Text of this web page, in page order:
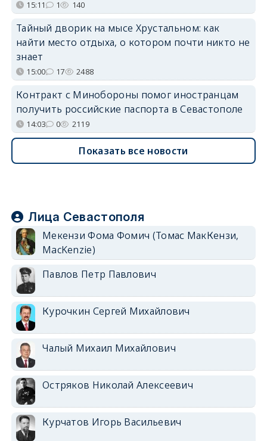
15:11 1 140
Тайный дворик на мысе Хрустальном: как
найти место отдыха, о котором почти никто не
знает
15:00 17 2488
Контракт с Минобороны помог иностранцам
получить российские паспорта в Севастополе
14:03 0 2119
Показать все новости
Лица Севастополя
Мекензи Фома Фомич (Томас МакКензи,
MacKenzie)
Павлов Петр Павлович
Курочкин Сергей Михайлович
Чалый Михаил Михайлович
Остряков Николай Алексеевич
Курчатов Игорь Васильевич